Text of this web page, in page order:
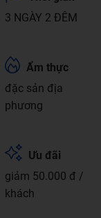
3 NGÀY 2 ĐÊM
Ẩm thực
đặc sản địa
phương
Ưu đãi
giảm 50.000 đ /
khách